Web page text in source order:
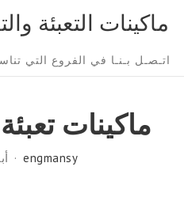
content
ماكينات التعبئة
Site
Navigation
اتـصـل بـنـا في الفروع التي
ماكينات
engmansy